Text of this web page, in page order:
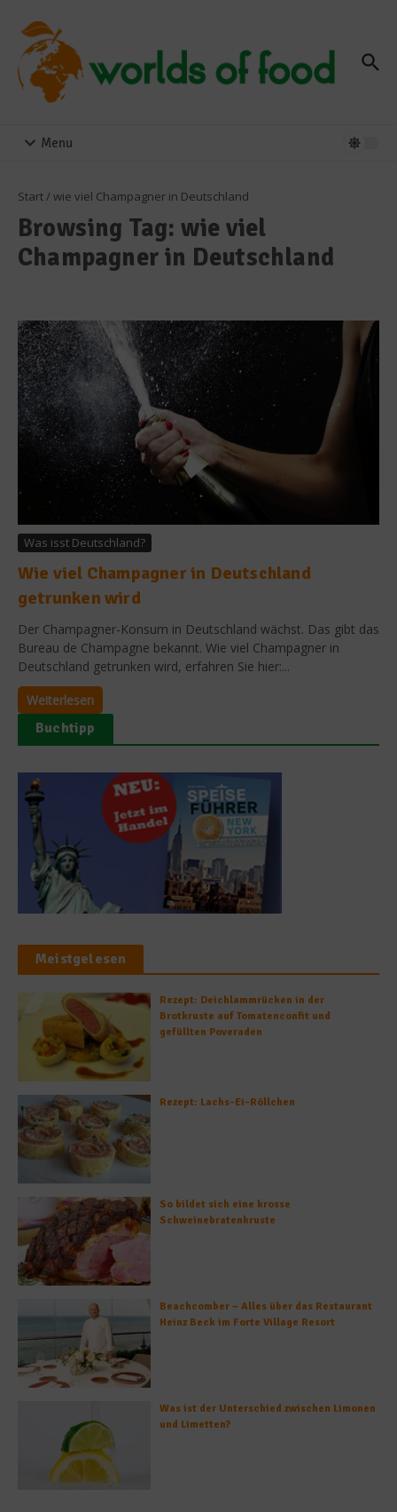
Menu
Start/ wie viel Champagner in Deutschland
Browsing Tag: wie viel
Champagner in Deutschland
Was isst Deutschland?
Wie viel Champagner in Deutschland
getrunken wird
Der Champagner-Konsum in Deutschland wächst. Das gibt das
Bureau de Champagne bekannt. Wie viel Champagner in
Deutschland getrunken wird, erfahren Sie hier:...
Weiterlesen
Buchtipp
Meistgelesen
Rezept: Deichlammrücken in der
Brotkruste auf Tomatenconfit und
gefüllten Poveraden
Rezept: Lachs-Ei-Röllchen
So bildet sich eine krosse
Schweinebratenkruste
Beachcomber – Alles über das Restaurant
Heinz Beck im Forte Village Resort
Was ist der Unterschied zwischen Limonen
und Limetten?